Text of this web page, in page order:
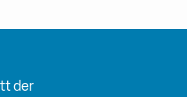
der